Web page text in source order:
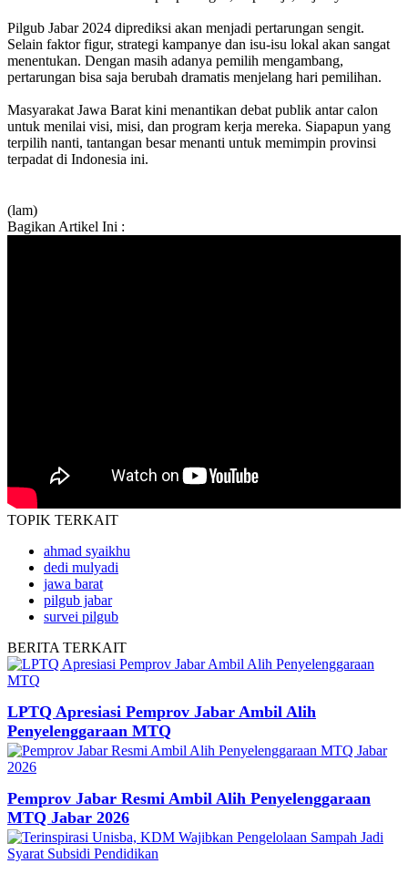
Pilgub Jabar 2024 diprediksi akan menjadi pertarungan sengit.
Selain faktor figur, strategi kampanye dan isu-isu lokal akan sangat
menentukan. Dengan masih adanya pemilih mengambang,
pertarungan bisa saja berubah dramatis menjelang hari pemilihan.
Masyarakat Jawa Barat kini menantikan debat publik antar calon
untuk menilai visi, misi, dan program kerja mereka. Siapapun yang
terpilih nanti, tantangan besar menanti untuk memimpin provinsi
terpadat di Indonesia ini.
(lam)
Bagikan Artikel Ini :
TOPIK TERKAIT
ahmad syaikhu
dedi mulyadi
jawa barat
pilgub jabar
survei pilgub
BERITA TERKAIT
LPTQ Apresiasi Pemprov Jabar Ambil Alih
Penyelenggaraan MTQ
Pemprov Jabar Resmi Ambil Alih Penyelenggaraan
MTQ Jabar 2026